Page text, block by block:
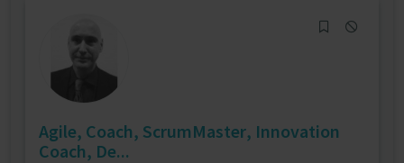
Agile, Coach, ScrumMaster, Innovation
Coach, De...